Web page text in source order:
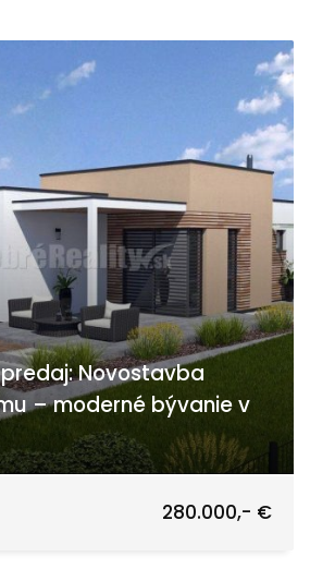
Novostavba
– moderné bývanie v
280.000,- €